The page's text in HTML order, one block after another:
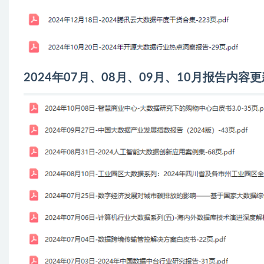
2024年07月、08月、09月、10月报告内容更